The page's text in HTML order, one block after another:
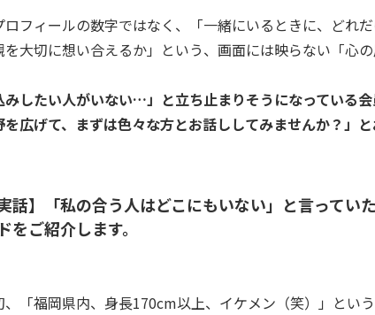
ロフィールの数字ではなく、「一緒にいるときに、どれ
を大切に想い合えるか」という、画面には映らない「心の
みしたい人がいない…」と立ち止まりそうになっている
を広げて、まずは色々な方とお話ししてみませんか？」と
話】「私の合う人はどこにもいない」と言ってい
をご紹介します。
、「福岡県内、身長170cm以上、イケメン（笑）」とい